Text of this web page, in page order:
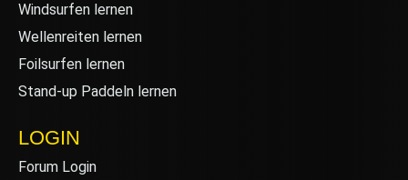
Windsurfen lernen
Wellenreiten lernen
Foilsurfen lernen
Stand-up Paddeln lernen
LOGIN
Forum Login